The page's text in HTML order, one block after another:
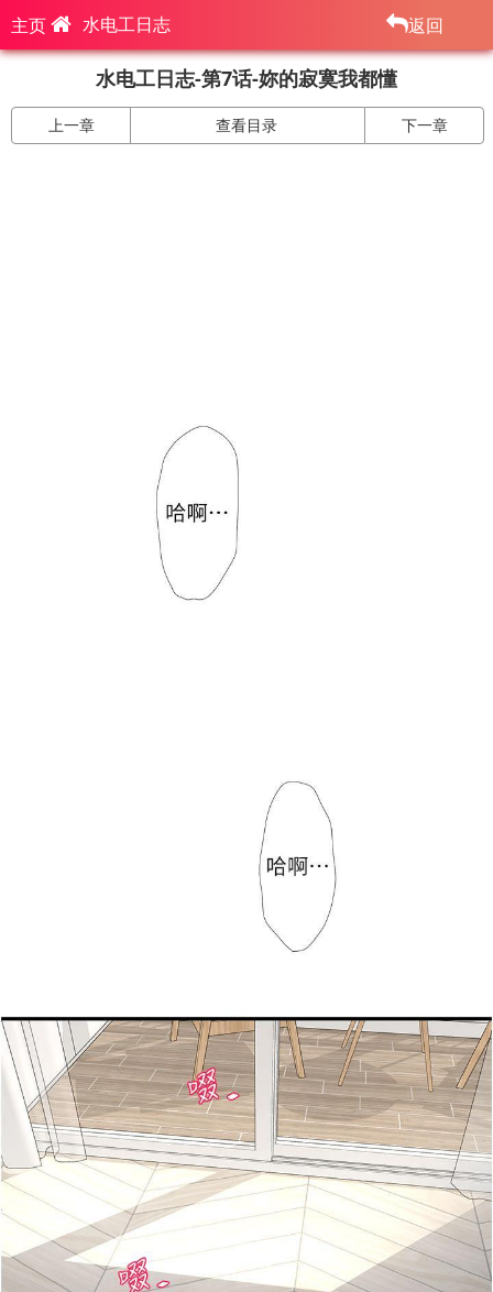
主页 水电工日志 返回
水电工日志-第7话-妳的寂寞我都懂
上一章 查看目录 下一章